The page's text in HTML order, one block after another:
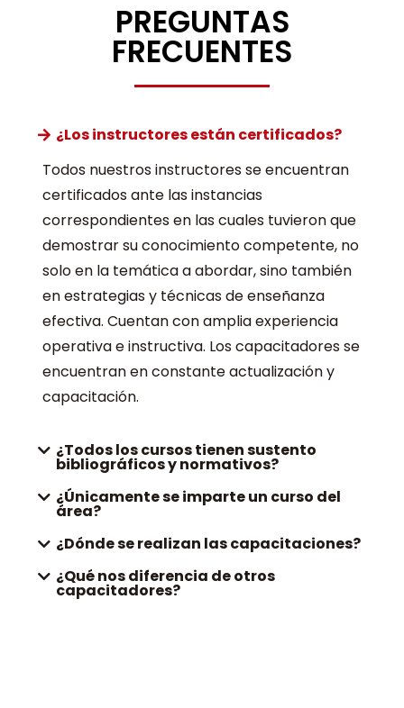
PREGUNTAS
FRECUENTES
¿Los instructores están certificados?
Todos nuestros instructores se encuentran
certificados ante las instancias
correspondientes en las cuales tuvieron que
demostrar su conocimiento competente, no
solo en la temática a abordar, sino también
en estrategias y técnicas de enseñanza
efectiva. Cuentan con amplia experiencia
operativa e instructiva. Los capacitadores se
encuentran en constante actualización y
capacitación.
¿Todos los cursos tienen sustento
bibliográficos y normativos?
¿Únicamente se imparte un curso del
área?
¿Dónde se realizan las capacitaciones?
¿Qué nos diferencia de otros
capacitadores?